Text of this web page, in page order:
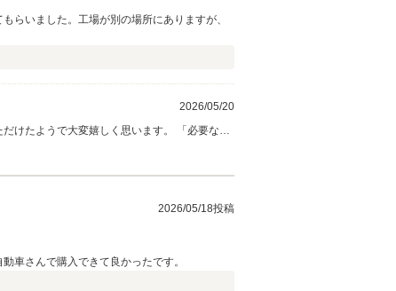
らいました。工場が別の場所にありますが、
2026/05/20
うで大変嬉しく思います。 「必要な
2026/05/18投稿
車さんで購入できて良かったです。